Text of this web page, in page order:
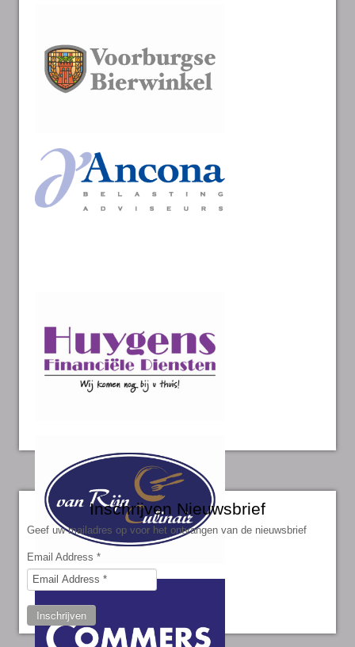
Inschrijven Nieuwsbrief
Geef uw mailadres op voor het ontvangen van de nieuwsbrief
Email Address *
Inschrijven